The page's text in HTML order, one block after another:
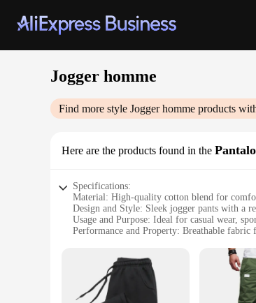
Jogger homme
Find more style Jogger homme products
Here are the products found in the
Specifications:
Material: High-quality cotton blend for
Design and Style: Sleek jogger pants with a
Usage and Purpose: Ideal for casual wear,
Performance and Property: Breathable
Applicable People: Men seeking comfortable,
Features:
**Versatile Comfort for the Modern Man**